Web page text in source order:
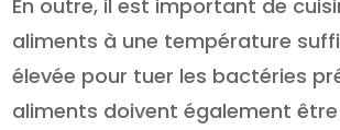
En outre, il est important de
aliments à une température
élevée pour tuer les bactéries
aliments doivent également